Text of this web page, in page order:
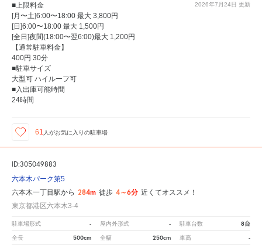
2026年7月24日 更新
■上限料金
[月〜土]6:00〜18:00 最大 3,800円
[日]6:00〜18:00 最大 1,500円
[全日]夜間(18:00〜翌6:00)最大 1,200円
【通常駐車料金】
400円 30分
■駐車サイズ
大型可 ハイルーフ可
■入出庫可能時間
24時間
61 人がお気に入りの駐車場
ID:305049883
六本木パーク第5
六本木一丁目駅から 284m 徒歩 4～6分 近くてオススメ！
東京都港区六本木3-4
駐車場形式 - 屋内外形式 - 駐車台数 8台
全長 500cm 全幅 250cm 車高 -